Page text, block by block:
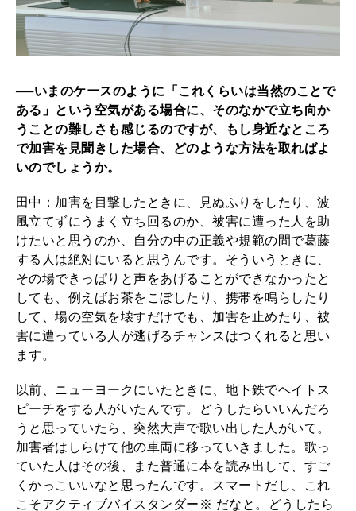
──いまのケースのように「これくらいは当然のことで
ある」という空気がある場合に、そのなかで立ち向か
うことの難しさも感じるのですが、もし身近なところ
で加害を見聞きした場合、どのような方法を取ればよ
いのでしょうか。
田中：加害を目撃したときに、見ぬふりをしたり、波
風立てずにうまく立ち回るのか、被害に遭った人を助
けたいと思うのか、自分の中の正義や規範の間で葛藤
する人は絶対にいると思うんです。そういうときに、
その場できっぱりと声をあげることができなかったと
しても、例えばお茶をこぼしたり、携帯を鳴らしたり
して、場の空気を壊すだけでも、加害を止めたり、被
害に遭っている人が逃げるチャンスはつくれると思い
ます。
以前、ニューヨークにいたときに、地下鉄でヘイトス
ピーチをする人がいたんです。どうしたらいいんだろ
うと思っていたら、突然大声で歌い出した人がいて。
加害者はしらけて他の車両に移っていきました。歌っ
ていた人はその後、また普通に本を読み出して、すご
くかっこいいなと思ったんです。スマートだし、これ
こそアクティブバイスタンダー※ だなと。どうしたら